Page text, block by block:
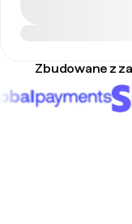
Zbudowane z